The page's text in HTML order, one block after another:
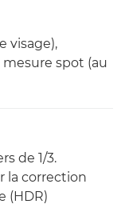
visage),
spot (au
de 1/3.
la correction
(HDR)